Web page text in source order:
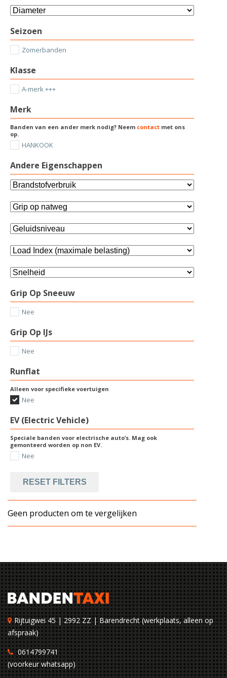
Seizoen
Zomerbanden
Klasse
A-merk +++
Merk
Banden van een ander merk nodig? Neem contact met ons
op.
HANKOOK
Andere Eigenschappen
Grip Op Sneeuw
Nee
Grip Op IJs
Nee
Runflat
Alleen voor specifieke voertuigen
Nee
EV (Electric Vehicle)
Speciale banden voor electrische auto’s. Mag ook
gemonteerd worden op non EV.
Nee
RESET FILTERS
Geen producten om te vergelijken
Rijtuigwei 45 | 2992 ZZ | Barendrecht (werkplaats, alleen op
afspraak)
0614799741
(voorkeur whatsapp)